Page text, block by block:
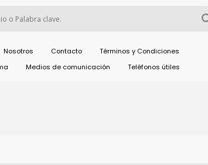
Nosotros Contacto
Términos y Condiciones
Medios de comunicación Teléfonos útiles